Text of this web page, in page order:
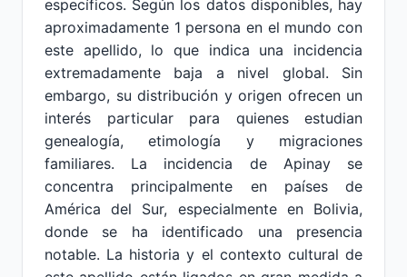
específicos. Según los datos disponibles, hay
aproximadamente 1 persona en el mundo con
este apellido, lo que indica una incidencia
extremadamente baja a nivel global. Sin
embargo, su distribución y origen ofrecen un
interés particular para quienes estudian
genealogía, etimología y migraciones
familiares. La incidencia de Apinay se
concentra principalmente en países de
América del Sur, especialmente en Bolivia,
donde se ha identificado una presencia
notable. La historia y el contexto cultural de